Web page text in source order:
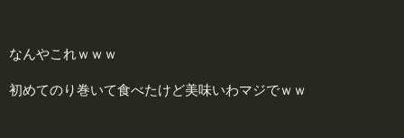
なんやこれｗｗｗ
初めてのり巻いて食べたけど美味いわマジでｗｗ